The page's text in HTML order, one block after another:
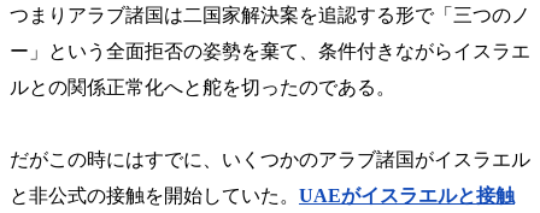
つまりアラブ諸国は二国家解決案を追認する形で「三つのノ
ー」という全面拒否の姿勢を棄て、条件付きながらイスラエ
ルとの関係正常化へと舵を切ったのである。
だがこの時にはすでに、いくつかのアラブ諸国がイスラエル
と非公式の接触を開始していた。 UAEがイスラエルと接触